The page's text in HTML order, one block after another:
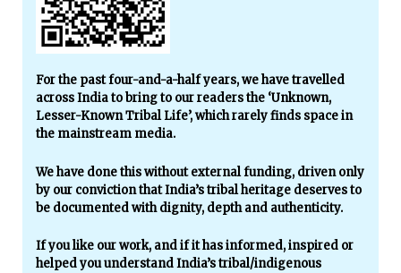
For the past four-and-a-half years, we have travelled
across India to bring to our readers the ‘Unknown,
Lesser-Known Tribal Life’, which rarely finds space in
the mainstream media.
We have done this without external funding, driven only
by our conviction that India’s tribal heritage deserves to
be documented with dignity, depth and authenticity.
If you like our work, and if it has informed, inspired or
helped you understand India’s tribal/indigenous